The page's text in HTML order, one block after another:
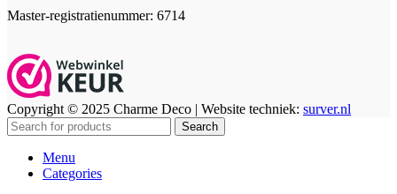
Master-registratienummer: 6714
Copyright © 2025 Charme Deco | Website techniek: surver.nl
Search
Menu
Categories